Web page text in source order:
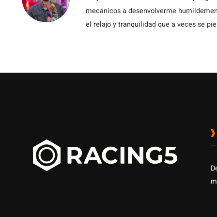
mecánicos a desenvolverme
el relajo y tranquilidad que a veces se